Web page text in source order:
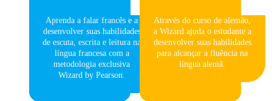
Aprenda a falar francês e a
desenvolver suas habilidades
de escuta, escrita e leitura na
língua francesa com a
metodologia exclusiva
Wizard by Pearson.
Através do curso de alemão,
a Wizard ajuda o estudante a
desenvolver suas habilidades
para alcançar a fluência na
língua alemã.